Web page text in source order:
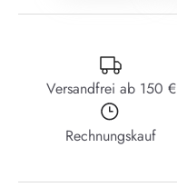
Versandfrei ab 150 €
Rechnungskauf